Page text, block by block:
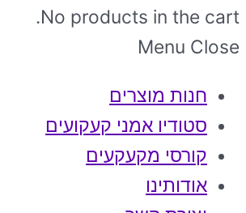
No products in the cart.
Menu Close
חנות מוצרים
סטודיו אמני קעקועים
קורסי מקעקעים
אודותינו